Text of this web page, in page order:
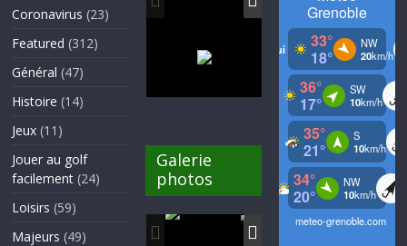
Coronavirus (23)
Featured (312)
Général (47)
Histoire (14)
Jeux (11)
Jouer au golf
facilement (24)
Loisirs (59)
Majeurs (49)
Galerie
photos